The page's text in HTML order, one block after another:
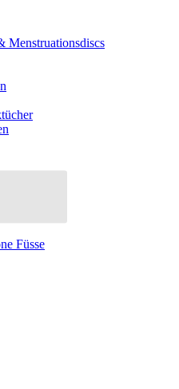
Menstruationsdiscs
Füsse